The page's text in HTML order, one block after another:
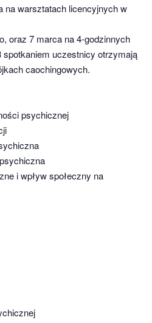
na warsztatach licencyjnych w
oraz 7 marca na 4-godzinnych
spotkaniem uczestnicy otrzymają
caochingowych.
psychicznej
i wpływ społeczny na